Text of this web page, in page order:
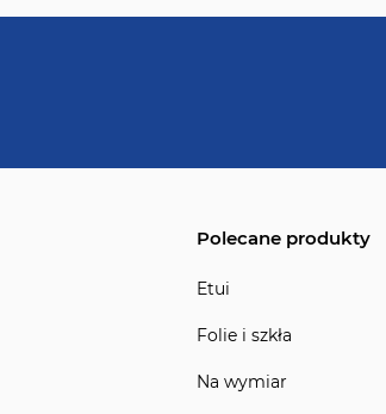
Polecane produkty
Etui
Folie i szkła
Na wymiar